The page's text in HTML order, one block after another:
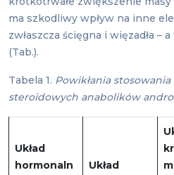
ma szkodliwy wpływ na inne
zwłaszcza ścięgna i więzadła –
(Tab.).
Tabela 1. Powikłania
steroidowych anabolików
Układ
hormonaln
Układ